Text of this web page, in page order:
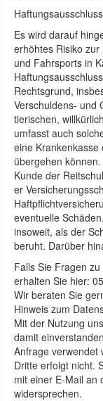
Es wird darauf
erhöhtes Risiko
und Fahrsports in
Rechtsgrund,
Verschuldens- und
tierischen,
umfasst auch
eine
übergehen
Kunde der
er
eventuelle
insoweit, als der
beruht. Darüber
Falls Sie Fragen
erhalten Sie hier:
Wir beraten Sie
Hinweis zum
Mit der Nutzung
damit
Anfrage verwendet
Dritte erfolgt nicht.
mit einer E-Mail an
widersprechen.